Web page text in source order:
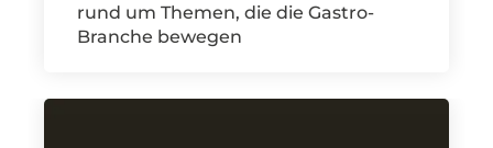
rund um Themen, die die Gastro-
Branche bewegen